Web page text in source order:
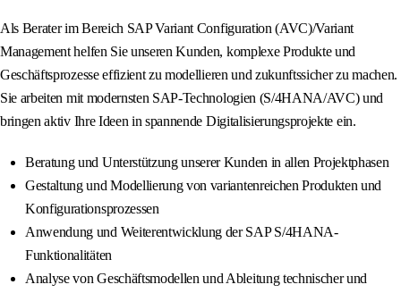
Als Berater im Bereich SAP Variant Configuration (AVC)/Variant
Management helfen Sie unseren Kunden, komplexe Produkte und
Geschäftsprozesse effizient zu modellieren und zukunftssicher zu machen.
Sie arbeiten mit modernsten SAP-Technologien (S/4HANA/AVC) und
bringen aktiv Ihre Ideen in spannende Digitalisierungsprojekte ein.
Beratung und Unterstützung unserer Kunden in allen Projektphasen
Gestaltung und Modellierung von variantenreichen Produkten und
Konfigurationsprozessen
Anwendung und Weiterentwicklung der SAP S/4HANA-
Funktionalitäten
Analyse von Geschäftsmodellen und Ableitung technischer und